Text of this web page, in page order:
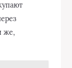
же,